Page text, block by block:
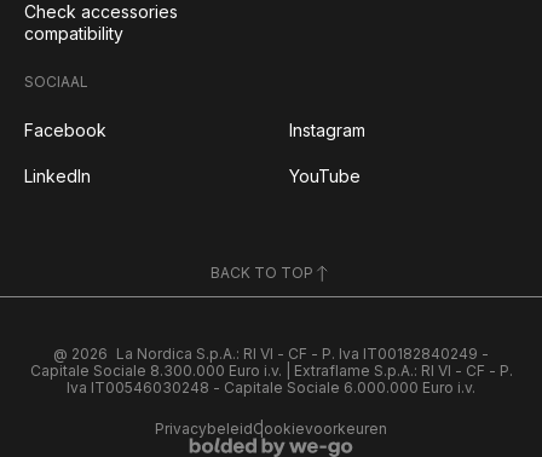
Check accessories
compatibility
SOCIAAL
Facebook Instagram
LinkedIn YouTube
BACK TO TOP
@ 2026 La Nordica S.p.A.: RI VI - CF - P. Iva IT00182840249 -
Capitale Sociale 8.300.000 Euro i.v. | Extraflame S.p.A.: RI VI - CF - P.
Iva IT00546030248 - Capitale Sociale 6.000.000 Euro i.v.
PrivacybeleidCookievoorkeuren